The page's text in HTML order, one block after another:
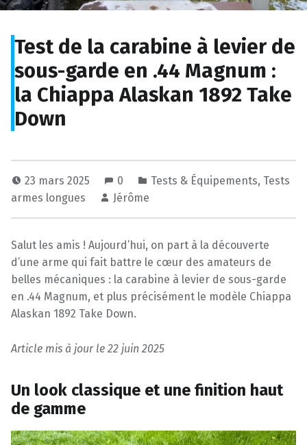
Test de la carabine à levier de
sous-garde en .44 Magnum :
la Chiappa Alaskan 1892 Take
Down
23 mars 2025 0 Tests & Équipements, Tests
armes longues
Jérôme
Salut les amis ! Aujourd’hui, on part à la découverte
d’une arme qui fait battre le cœur des amateurs de
belles mécaniques : la carabine à levier de sous-garde
en .44 Magnum, et plus précisément le modèle Chiappa
Alaskan 1892 Take Down.
Article mis à jour le 22 juin 2025
Un look classique et une finition haut
de gamme